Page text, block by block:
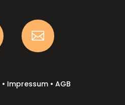

• Impressum •AGB